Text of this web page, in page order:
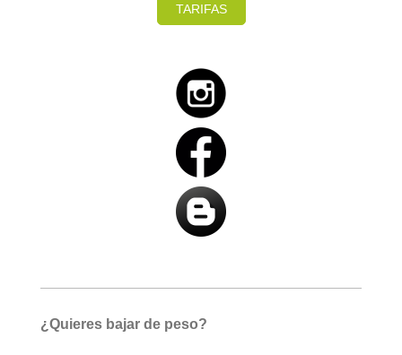
TARIFAS
¿Quieres bajar de peso?